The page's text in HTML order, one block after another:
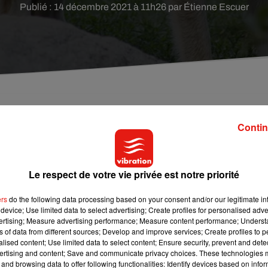
Publié : 14 décembre 2021 à 11h26 par Étienne Escuer
à l’origine d’attaques de troupeaux de brebis
à Ruffec, dans l’Indre, début décembre ? Le 6 décembre, deux
ne soient blessés le lendemain. L’Office français de la
peut être exclue dans le premier cas, et dans le second cas,
».
puisque l’animal« a été observé récemment dans
Le respect de votre vie privée est notre priorité
do the following data processing based on your consent and/or our legitimate
Use limited data to select advertising; Create profiles for personalised
Measure advertising performance; Measure content performance;
of data from different sources; Develop and improve services; Create profiles to
content; Use limited data to select content; Ensure security, prevent and
and content; Save and communicate privacy choices. These technologies
browsing data to offer following functionalities: Identify devices based on